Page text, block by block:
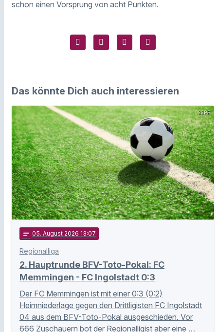
schon einen Vorsprung von acht Punkten.
Das könnte Dich auch interessieren
123RF
notes 05. August 2026 13:07
Regionalliga
2. Hauptrunde BFV-Toto-Pokal: FC
Memmingen - FC Ingolstadt 0:3
Der FC Memmingen ist mit einer 0:3 (0:2)
Heimniederlage gegen den Drittligisten FC Ingolstadt
04 aus dem BFV-Toto-Pokal ausgeschieden. Vor
666 Zuschauern bot der Regionalligist aber eine …